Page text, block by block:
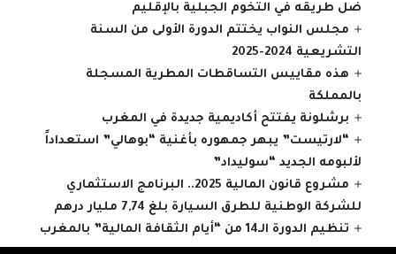
ضل طريقه في التخوم الجبلية بالإقليم
مجلس النواب يختتم الدورة الأولى من السنة
التشريعية 2024-2025
هذه مقاييس التساقطات المطرية المسجلة
بالمملكة
برشلونة يفتتح أكاديمية جديدة في المغرب
“لارتيست” يبهر جمهوره بأغنية “بوهالي” استعداداً
لألبومه الجديد “سوليداد”
مشروع قانون المالية 2025.. البرنامج الاستثماري
للشركة الوطنية للطرق السيارة بلغ 7,74 مليار درهم
تنظيم الدورة الـ14 من “أيام الثقافة المالية” بالمغرب